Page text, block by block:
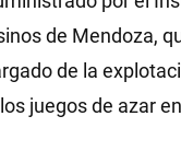
de Mendoza,
de la
juegos de azar